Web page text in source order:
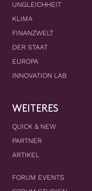
UNGLEICHHEIT
KLIMA
FINANZWELT
DER STAAT
EUROPA
INNOVATION LAB
WEITERES
QUICK & NEW
PARTNER
ARTIKEL
FORUM EVENTS